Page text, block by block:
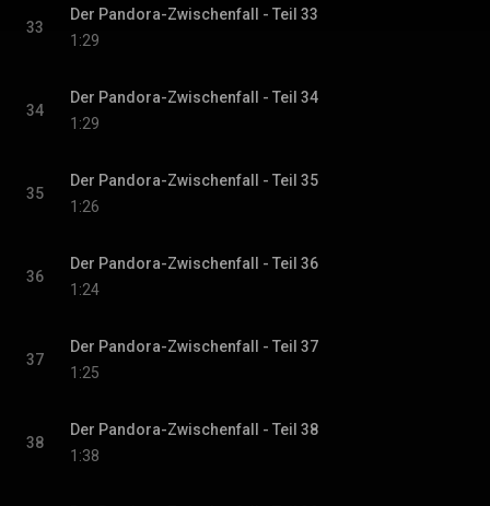
33
Der Pandora-Zwischenfall - Teil 33
1:29
34
Der Pandora-Zwischenfall - Teil 34
1:29
35
Der Pandora-Zwischenfall - Teil 35
1:26
36
Der Pandora-Zwischenfall - Teil 36
1:24
37
Der Pandora-Zwischenfall - Teil 37
1:25
38
Der Pandora-Zwischenfall - Teil 38
1:38